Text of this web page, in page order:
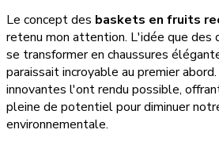
Le concept des baskets en fruits
retenu mon attention. L'idée que des
se transformer en chaussures
paraissait incroyable au premier
innovantes l'ont rendu possible,
pleine de potentiel pour diminuer
environnementale.